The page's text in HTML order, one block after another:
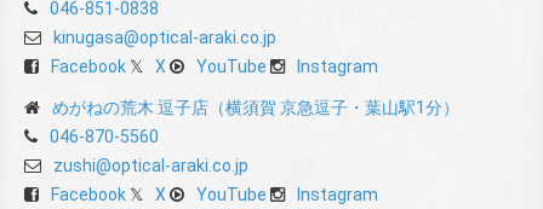
046-851-0838
kinugasa@optical-araki.co.jp
Facebook
X YouTube Instagram
めがねの荒木 逗子店（横須賀 京急逗子・葉山駅1分）
046-870-5560
zushi@optical-araki.co.jp
Facebook
X YouTube Instagram